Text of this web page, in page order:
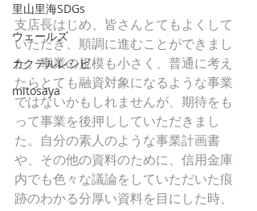
里山里海SDGs
ウェールズ
カクテルレシピ
mitosaya
支店長はじめ、皆さんとてもよくして
いただき、順調に進むことができまし
た。事業の規模も小さく、普通に考え
たらとても融資対象になるような事業
ではないかもしれませんが、期待をも
って事業を後押ししていただきまし
た。自分の素人のような事業計画書
や、その他の資料のために、信用金庫
内でも色々な議論をしていただいた痕
跡のわかる分厚い資料を目にした時、